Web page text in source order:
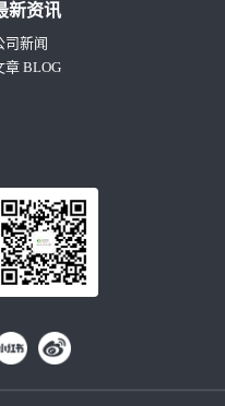
新资讯
司新闻
章 BLOG